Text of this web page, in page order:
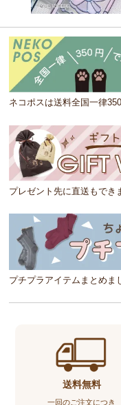
ネコポスは送料全国一律
プレゼント先に直送もでき
プチプラアイテムまとめま
送料無料
一回のご注文につき